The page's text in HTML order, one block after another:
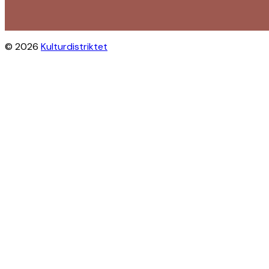
© 2026 Kulturdistriktet